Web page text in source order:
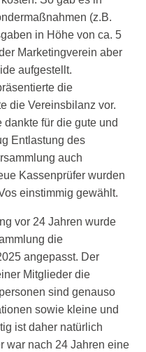
(z.B.
in Höhe von ca. 5
Marketingverein aber
aufgestellt.
die
die Vereinsbilanz vor.
für die gute und
Entlastung des
auch
Kassenprüfer wurden
einstimmig gewählt.
vor 24 Jahren wurde
die
angepasst. Der
Mitglieder die
sind genauso
sowie kleine und
ist daher natürlich
war nach 24 Jahren eine